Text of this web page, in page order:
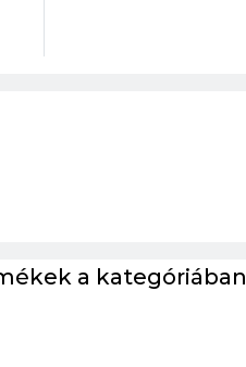
a kategóriában